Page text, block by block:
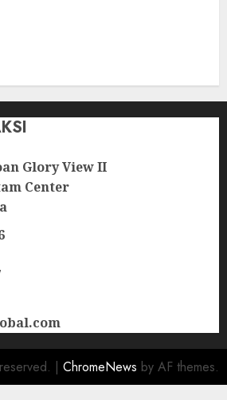
04/08/2026 0
Glory View II
Center
| ChromeNews by AF themes.